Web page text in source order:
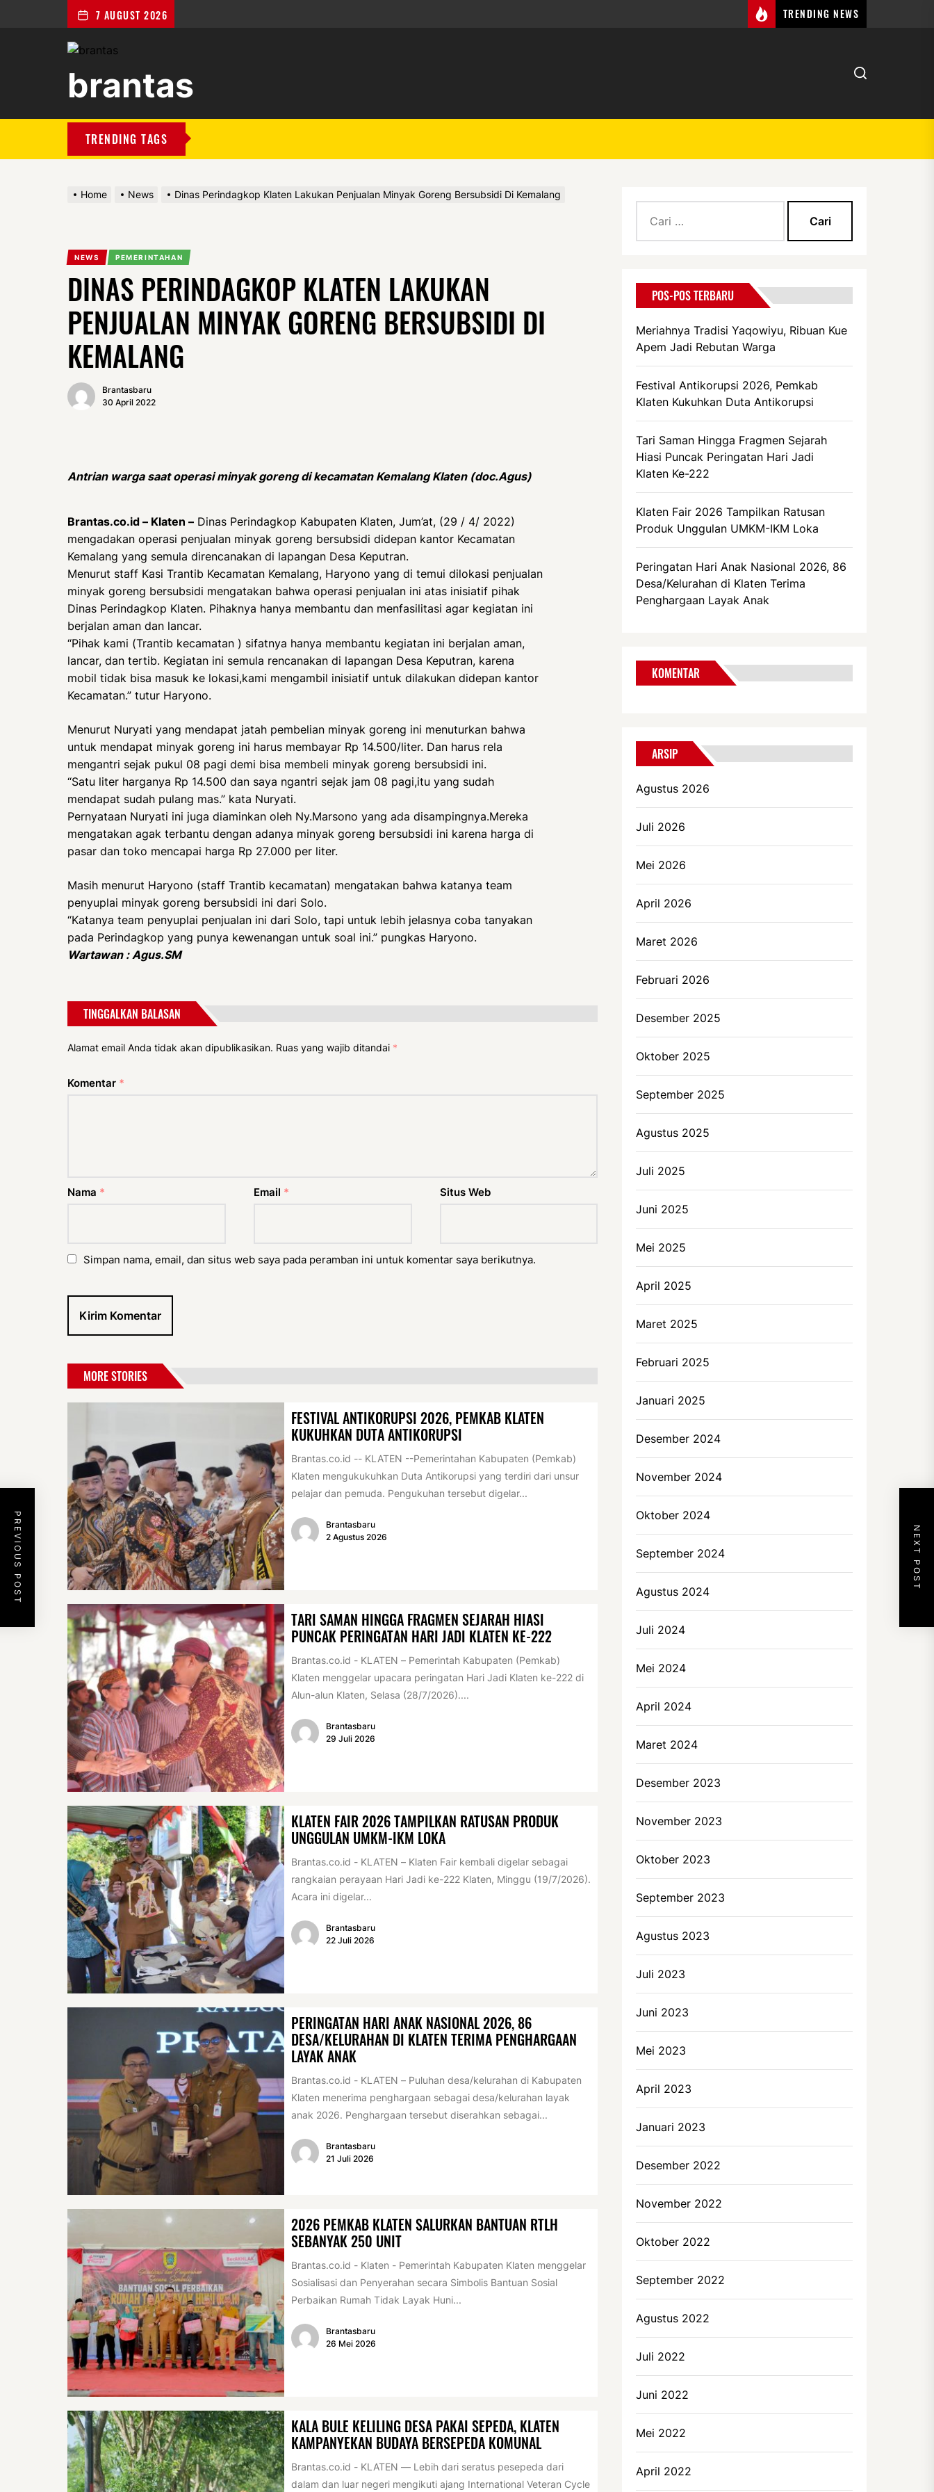
7 AUGUST 2026 TRENDING NEWS
brantas
TRENDING TAGS
Home News Dinas Perindagkop Klaten Lakukan Penjualan Minyak Goreng Bersubsidi Di Kemalang
NEWS PEMERINTAHAN
DINAS PERINDAGKOP KLATEN LAKUKAN
PENJUALAN MINYAK GORENG BERSUBSIDI DI
KEMALANG
Brantasbaru
30 April 2022
Antrian warga saat operasi minyak goreng di kecamatan Kemalang Klaten (doc.Agus)
Brantas.co.id – Klaten – Dinas Perindagkop Kabupaten Klaten, Jum’at, (29 / 4/ 2022)
mengadakan operasi penjualan minyak goreng bersubsidi didepan kantor Kecamatan
Kemalang yang semula direncanakan di lapangan Desa Keputran.
Menurut staff Kasi Trantib Kecamatan Kemalang, Haryono yang di temui dilokasi penjualan
minyak goreng bersubsidi mengatakan bahwa operasi penjualan ini atas inisiatif pihak
Dinas Perindagkop Klaten. Pihaknya hanya membantu dan menfasilitasi agar kegiatan ini
berjalan aman dan lancar.
“Pihak kami (Trantib kecamatan ) sifatnya hanya membantu kegiatan ini berjalan aman,
lancar, dan tertib. Kegiatan ini semula rencanakan di lapangan Desa Keputran, karena
mobil tidak bisa masuk ke lokasi,kami mengambil inisiatif untuk dilakukan didepan kantor
Kecamatan.” tutur Haryono.
Menurut Nuryati yang mendapat jatah pembelian minyak goreng ini menuturkan bahwa
untuk mendapat minyak goreng ini harus membayar Rp 14.500/liter. Dan harus rela
mengantri sejak pukul 08 pagi demi bisa membeli minyak goreng bersubsidi ini.
“Satu liter harganya Rp 14.500 dan saya ngantri sejak jam 08 pagi,itu yang sudah
mendapat sudah pulang mas.” kata Nuryati.
Pernyataan Nuryati ini juga diaminkan oleh Ny.Marsono yang ada disampingnya.Mereka
mengatakan agak terbantu dengan adanya minyak goreng bersubsidi ini karena harga di
pasar dan toko mencapai harga Rp 27.000 per liter.
Masih menurut Haryono (staff Trantib kecamatan) mengatakan bahwa katanya team
penyuplai minyak goreng bersubsidi ini dari Solo.
“Katanya team penyuplai penjualan ini dari Solo, tapi untuk lebih jelasnya coba tanyakan
pada Perindagkop yang punya kewenangan untuk soal ini.” pungkas Haryono.
Wartawan : Agus.SM
TINGGALKAN BALASAN
Alamat email Anda tidak akan dipublikasikan. Ruas yang wajib ditandai *
Komentar *
Nama * Email * Situs Web
Simpan nama, email, dan situs web saya pada peramban ini untuk komentar saya berikutnya.
PREVIOUS POST NEXT POST
MORE STORIES
FESTIVAL ANTIKORUPSI 2026, PEMKAB KLATEN
KUKUHKAN DUTA ANTIKORUPSI
Brantas.co.id -- KLATEN --Pemerintahan Kabupaten (Pemkab)
Klaten mengukukuhkan Duta Antikorupsi yang terdiri dari unsur
pelajar dan pemuda. Pengukuhan tersebut digelar...
Brantasbaru
2 Agustus 2026
TARI SAMAN HINGGA FRAGMEN SEJARAH HIASI
PUNCAK PERINGATAN HARI JADI KLATEN KE-222
Brantas.co.id - KLATEN – Pemerintah Kabupaten (Pemkab)
Klaten menggelar upacara peringatan Hari Jadi Klaten ke-222 di
Alun-alun Klaten, Selasa (28/7/2026)....
Brantasbaru
29 Juli 2026
KLATEN FAIR 2026 TAMPILKAN RATUSAN PRODUK
UNGGULAN UMKM-IKM LOKA
Brantas.co.id - KLATEN – Klaten Fair kembali digelar sebagai
rangkaian perayaan Hari Jadi ke-222 Klaten, Minggu (19/7/2026).
Acara ini digelar...
Brantasbaru
22 Juli 2026
PERINGATAN HARI ANAK NASIONAL 2026, 86
DESA/KELURAHAN DI KLATEN TERIMA PENGHARGAAN
LAYAK ANAK
Brantas.co.id - KLATEN – Puluhan desa/kelurahan di Kabupaten
Klaten menerima penghargaan sebagai desa/kelurahan layak
anak 2026. Penghargaan tersebut diserahkan sebagai...
Brantasbaru
21 Juli 2026
2026 PEMKAB KLATEN SALURKAN BANTUAN RTLH
SEBANYAK 250 UNIT
Brantas.co.id - Klaten - Pemerintah Kabupaten Klaten menggelar
Sosialisasi dan Penyerahan secara Simbolis Bantuan Sosial
Perbaikan Rumah Tidak Layak Huni...
Brantasbaru
26 Mei 2026
KALA BULE KELILING DESA PAKAI SEPEDA, KLATEN
KAMPANYEKAN BUDAYA BERSEPEDA KOMUNAL
Brantas.co.id - KLATEN — Lebih dari seratus pesepeda dari
dalam dan luar negeri mengikuti ajang International Veteran Cycle
untuk:
POS-POS TERBARU
Meriahnya Tradisi Yaqowiyu, Ribuan Kue
Apem Jadi Rebutan Warga
Festival Antikorupsi 2026, Pemkab
Klaten Kukuhkan Duta Antikorupsi
Tari Saman Hingga Fragmen Sejarah
Hiasi Puncak Peringatan Hari Jadi
Klaten Ke-222
Klaten Fair 2026 Tampilkan Ratusan
Produk Unggulan UMKM-IKM Loka
Peringatan Hari Anak Nasional 2026, 86
Desa/Kelurahan di Klaten Terima
Penghargaan Layak Anak
KOMENTAR
ARSIP
Agustus 2026
Juli 2026
Mei 2026
April 2026
Maret 2026
Februari 2026
Desember 2025
Oktober 2025
September 2025
Agustus 2025
Juli 2025
Juni 2025
Mei 2025
April 2025
Maret 2025
Februari 2025
Januari 2025
Desember 2024
November 2024
Oktober 2024
September 2024
Agustus 2024
Juli 2024
Mei 2024
April 2024
Maret 2024
Desember 2023
November 2023
Oktober 2023
September 2023
Agustus 2023
Juli 2023
Juni 2023
Mei 2023
April 2023
Januari 2023
Desember 2022
November 2022
Oktober 2022
September 2022
Agustus 2022
Juli 2022
Juni 2022
Mei 2022
April 2022